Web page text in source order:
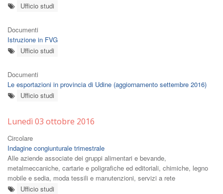
Ufficio studi
Documenti
Istruzione in FVG
Ufficio studi
Documenti
Le esportazioni in provincia di Udine (aggiornamento settembre 2016)
Ufficio studi
Lunedì 03 ottobre 2016
Circolare
Indagine congiunturale trimestrale
Alle aziende associate dei gruppi alimentari e bevande,
metalmeccaniche, cartarie e poligrafiche ed editoriali, chimiche, legno
mobile e sedia, moda tessili e manutenzioni, servizi a rete
Ufficio studi